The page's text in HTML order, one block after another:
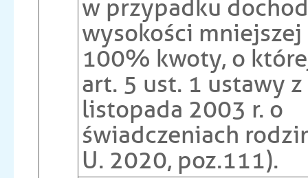
w przypadku
wysokości
100% kwoty, o
art. 5 ust. 1 ustawy
listopada 2003 r. o
świadczeniach
U. 2020, poz.111).